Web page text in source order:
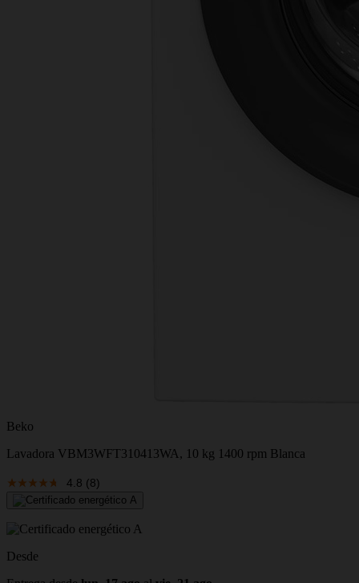
Beko
Lavadora VBM3WFT310413WA, 10 kg 1400 rpm Blanca
4.8 (8)
Desde